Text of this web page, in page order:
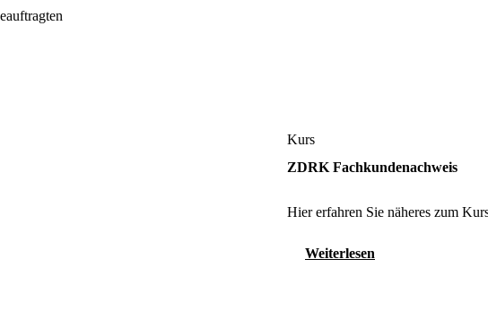
Kurs
ZDRK Fachkundenachweis
Hier erfahren Sie näheres zum
Weiterlesen